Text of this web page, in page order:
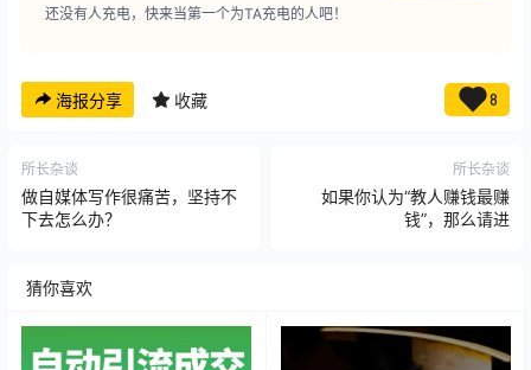
还没有人充电，快来当第一个为TA充电的人吧！
海报分享 收藏 8
所长杂谈
做自媒体写作很痛苦，坚持不
下去怎么办？
所长杂谈
如果你认为“教人赚钱最赚
钱”，那么请进
猜你喜欢